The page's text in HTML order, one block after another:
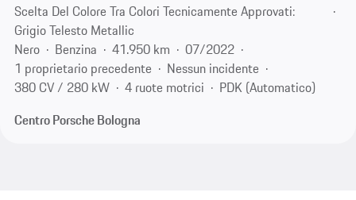
Scelta Del Colore Tra Colori Tecnicamente Approvati:
Grigio Telesto Metallic
Nero
Benzina 41.950 km
07/2022
1 proprietario precedente
Nessun incidente
380 CV / 280 kW
4 ruote motrici
PDK (Automatico)
Centro Porsche Bologna